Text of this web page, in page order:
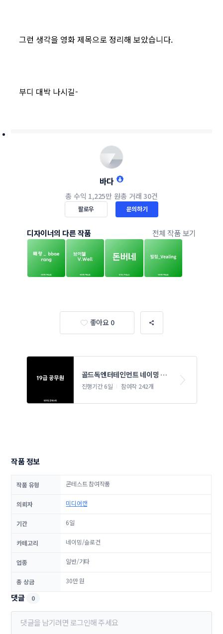
그런 생각을 영화 제목으로 정리해 보았습니다.
부디 대박 나시길-
바다
총 수익 1,225만 원총 거래 30건
팔로우 문의하기
디자이너의 다른 작품 전체 작품 보기
좋아요 0
골드독엔터테인먼트 네이밍 콘
테스트
진행기간 6일 참여작 242개
작품 정보
작품 유형 콘테스트 참여작품
의뢰자 미디어캔
기간 6일
카테고리 네이밍/슬로건
업종 일반/기타
총 상금 30만 원
댓글 0